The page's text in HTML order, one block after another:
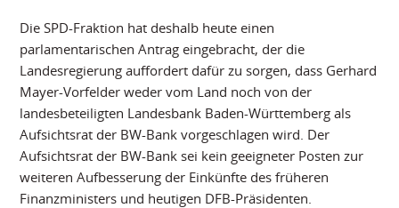
Die SPD-Fraktion hat deshalb heute einen
parlamentarischen Antrag eingebracht, der die
Landesregierung auffordert dafür zu sorgen, dass Gerhard
Mayer-Vorfelder weder vom Land noch von der
landesbeteiligten Landesbank Baden-Württemberg als
Aufsichtsrat der BW-Bank vorgeschlagen wird. Der
Aufsichtsrat der BW-Bank sei kein geeigneter Posten zur
weiteren Aufbesserung der Einkünfte des früheren
Finanzministers und heutigen DFB-Präsidenten.